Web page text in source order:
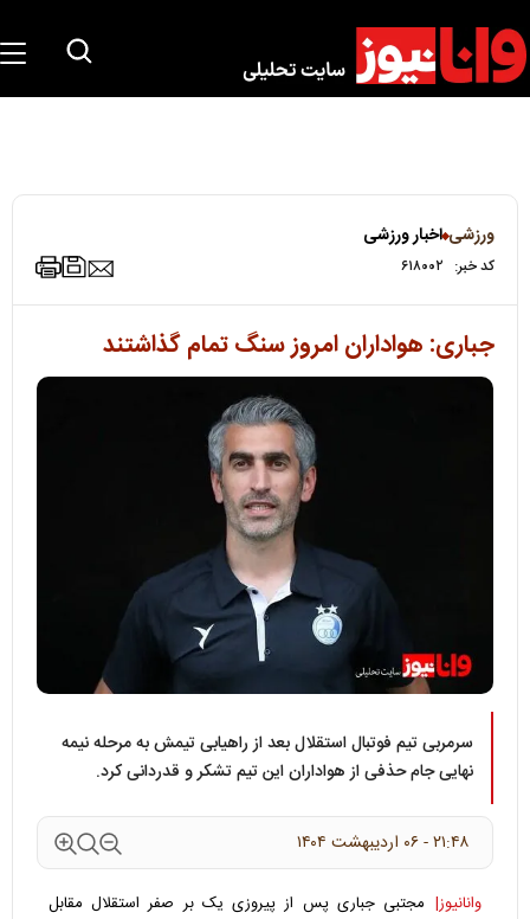
ورزشی اخبار ورزشی
کد خبر: ۶۱۸۰۰۲
جباری: هواداران امروز سنگ تمام گذاشتند
سرمربی تیم فوتبال استقلال بعد از راهیابی تیمش به مرحله نیمه
نهایی جام حذفی از هواداران این تیم تشکر و قدردانی کرد.
۲۱:۴۸ - ۰۶ ارديبهشت ۱۴۰۴
وانانیوز| مجتبی جباری پس از پیروزی یک بر صفر استقلال مقابل